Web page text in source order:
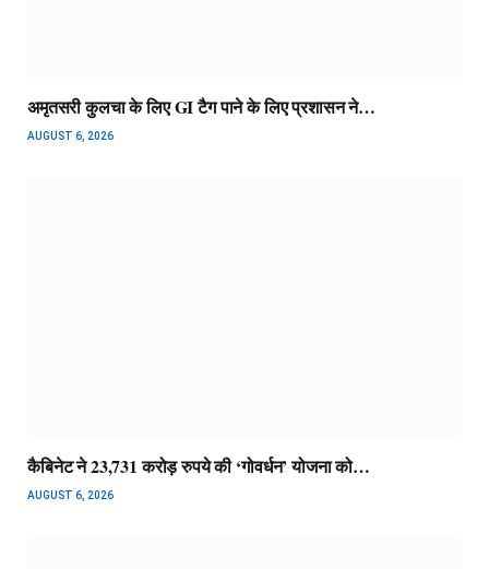
अमृतसरी कुलचा के लिए GI टैग पाने के लिए प्रशासन ने…
AUGUST 6, 2026
कैबिनेट ने 23,731 करोड़ रुपये की ‘गोवर्धन’ योजना को…
AUGUST 6, 2026